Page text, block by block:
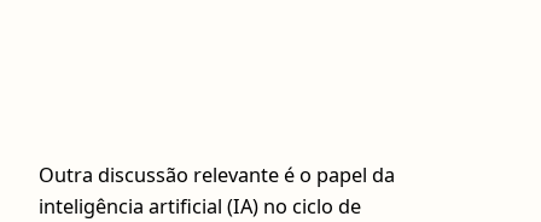
Outra discussão relevante é o papel da
inteligência artificial (IA) no ciclo de